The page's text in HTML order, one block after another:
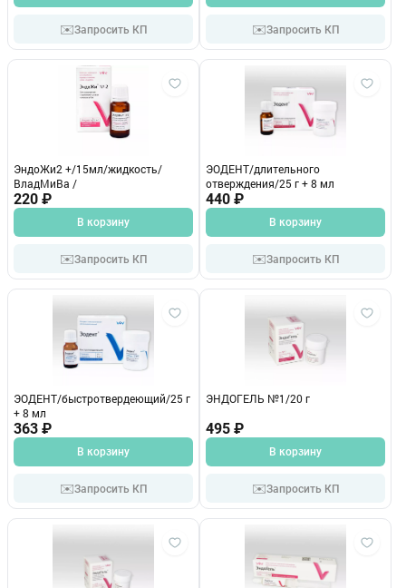
✉️Запросить КП ✉️Запросить КП
ЭндоЖи2 +/15мл/жидкость/
ВладМиВа /
220 ₽
В корзину
✉️Запросить КП
ЭОДЕНТ/длительного
отверждения/25 г + 8 мл
440 ₽
В корзину
✉️Запросить КП
ЭОДЕНТ/быстротвердеющий/25 г
+ 8 мл
363 ₽
В корзину
✉️Запросить КП
ЭНДОГЕЛЬ №1/20 г
495 ₽
В корзину
✉️Запросить КП